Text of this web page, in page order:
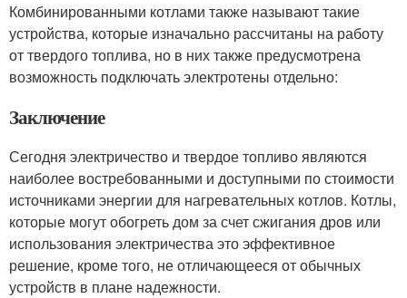
Комбинированными котлами также называют такие
устройства, которые изначально рассчитаны на работу
от твердого топлива, но в них также предусмотрена
возможность подключать электротены отдельно:
Заключение
Сегодня электричество и твердое топливо являются
наиболее востребованными и доступными по стоимости
источниками энергии для нагревательных котлов. Котлы,
которые могут обогреть дом за счет сжигания дров или
использования электричества это эффективное
решение, кроме того, не отличающееся от обычных
устройств в плане надежности.